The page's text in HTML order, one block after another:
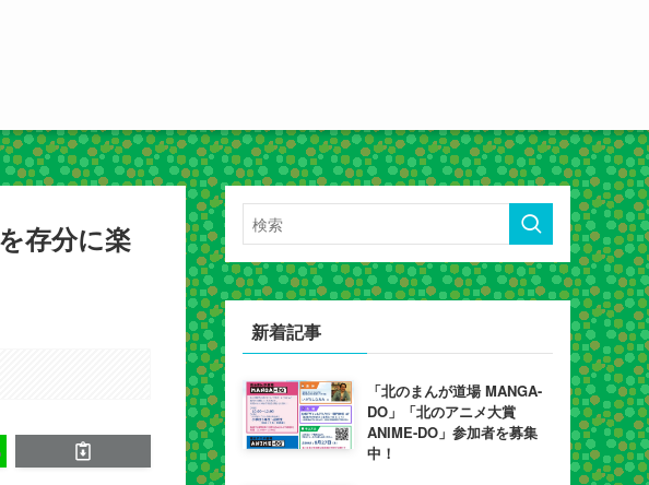
存分に楽
新着記事
「北のまんが道場 MANGA-
DO」「北のアニメ大賞
ANIME-DO」参加者を募集
中！